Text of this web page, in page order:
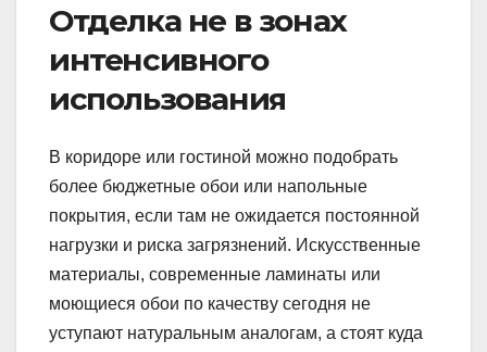
Отделка не в зонах
интенсивного
использования
В коридоре или гостиной можно подобрать
более бюджетные обои или напольные
покрытия, если там не ожидается постоянной
нагрузки и риска загрязнений. Искусственные
материалы, современные ламинаты или
моющиеся обои по качеству сегодня не
уступают натуральным аналогам, а стоят куда